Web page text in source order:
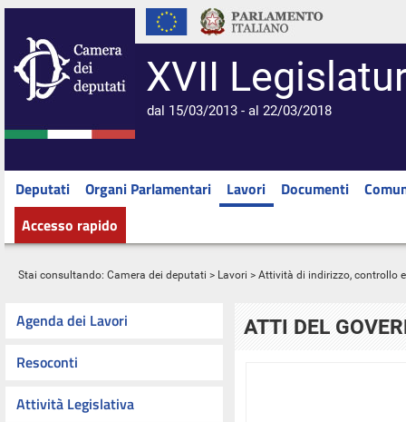
XVII
dal 15/03/2013 - al 22/03/2018
Deputati Organi Parlamentari Lavori Documenti
Accesso rapido
Stai consultando: Camera dei deputati > Lavori > Attività di indirizzo, controllo
Agenda dei Lavori
Resoconti
Attività Legislativa
ATTI DEL